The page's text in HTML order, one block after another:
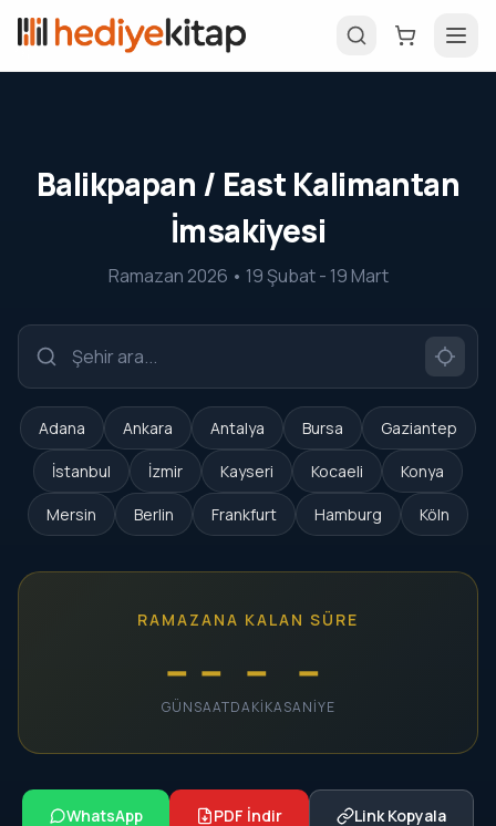
Balikpapan / East Kalimantan
İmsakiyesi
Ramazan 2026 • 19 Şubat - 19 Mart
Adana Ankara Antalya Bursa Gaziantep
İstanbul İzmir Kayseri Kocaeli Konya
Mersin Berlin Frankfurt Hamburg Köln
RAMAZANA KALAN SÜRE
--
GÜN
--
SAAT
--
DAKIKA
--
SANIYE
WhatsApp PDF İndir Link Kopyala